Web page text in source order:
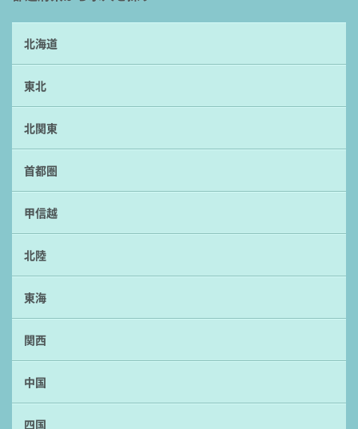
北海道
東北
北関東
首都圏
甲信越
北陸
東海
関西
中国
四国